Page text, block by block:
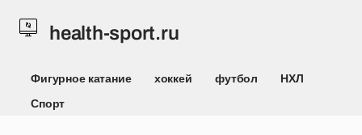
health-sport.ru
Фигурное катание хоккей футбол
НХЛ
Спорт